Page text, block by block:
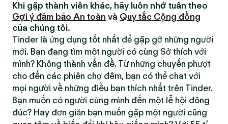
Khi gặp thành viên khác, hãy luôn nhớ tuân theo
Gợi ý đảm bảo An toàn và Quy tắc Cộng đồng
của chúng tôi.
Tinder là ứng dụng tốt nhất để gặp gỡ những người
mới. Bạn đang tìm một người có cùng Sở thích với
mình? Không thành vấn đề. Từ những chuyến phượt
cho đến các phiên chợ đêm, bạn có thể chat với
mọi người về những điều bạn thích nhất trên Tinder.
Bạn muốn có người cùng mình đến một lễ hội đông
đúc? Hay đơn giản bạn muốn gặp một người cũng